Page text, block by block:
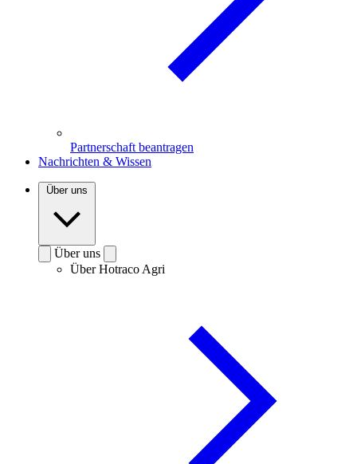
Partnerschaft beantragen
Nachrichten & Wissen
Über uns
Über uns
Über Hotraco Agri